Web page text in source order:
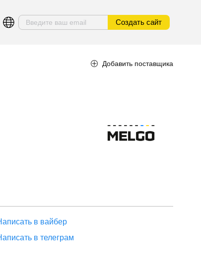
Создать сайт
Добавить поставщика
в вайбер
в телеграм